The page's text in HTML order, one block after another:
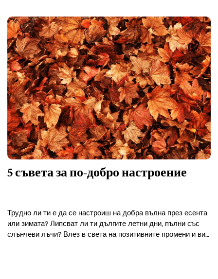
5 съвета за по-добро настроение
Трудно ли ти е да се настроиш на добра вълна през есента
или зимата? Липсват ли ти дългите летни дни, пълни със
слънчеви лъчи? Влез в света на позитивните промени и виж